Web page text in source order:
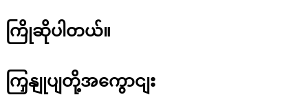
ကြိုဆိုပါတယ်။
ကြှနျုပျတို့အကွောငျး